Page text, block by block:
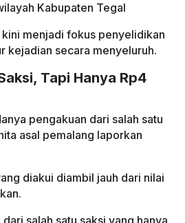
Kabupaten Tegal
menjadi fokus penyelidikan
kejadian secara menyeluruh.
Tapi Hanya Rp4
pengakuan dari salah satu
asal pemalang laporkan
diakui diambil jauh dari nilai